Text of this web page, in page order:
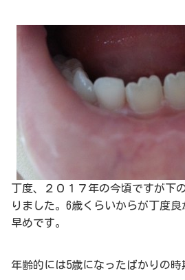
丁度、２０１７年の今頃ですが下
りました。6歳くらいからが丁度
早めです。
年齢的には5歳になったばかりの時